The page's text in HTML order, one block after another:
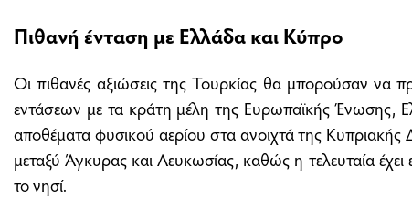
Πιθανή ένταση με Ελλάδα και Κύπρο
Οι πιθανές αξιώσεις της Τουρκίας θα μπορούσαν
εντάσεων με τα κράτη μέλη της Ευρωπαϊκής Ένωσης,
αποθέματα φυσικού αερίου στα ανοιχτά της
μεταξύ Άγκυρας και Λευκωσίας, καθώς η τελευταία
το νησί.